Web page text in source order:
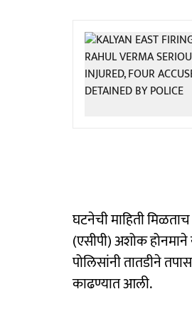
घटनेची माहिती
(एसीपी) अशोक होनमाने
पोलिसांनी तातडीने
काढण्यात आली.